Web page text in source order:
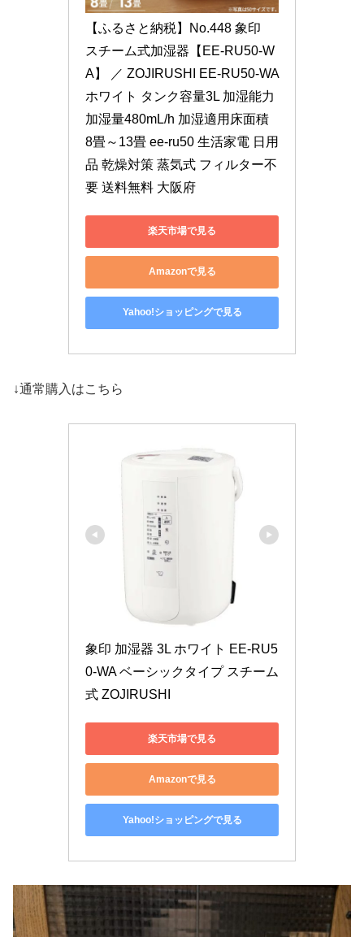
【ふるさと納税】No.448 象印
スチーム式加湿器【EE-RU50-W
A】 ／ ZOJIRUSHI EE-RU50-WA
ホワイト タンク容量3L 加湿能力
加湿量480mL/h 加湿適用床面積
8畳～13畳 ee-ru50 生活家電 日用
品 乾燥対策 蒸気式 フィルター不
要 送料無料 大阪府
楽天市場で見る
Amazonで見る
Yahoo!ショッピングで見る
↓通常購入はこちら
象印 加湿器 3L ホワイト EE-RU5
0-WA ベーシックタイプ スチーム
式 ZOJIRUSHI
楽天市場で見る
Amazonで見る
Yahoo!ショッピングで見る